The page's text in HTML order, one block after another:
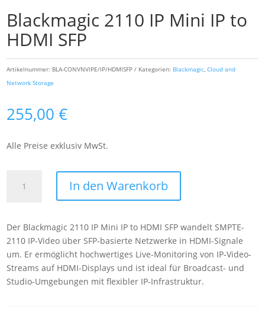
Blackmagic 2110 IP Mini IP to
HDMI SFP
Artikelnummer: BLA-CONVNVIPE/IP/HDMISFP Kategorien: Blackmagic ,Cloud and
Network Storage
255,00€
Alle Preise exklusiv MwSt.
2110
IP
to
HDMI
SFP
Menge
In den Warenkorb
Der Blackmagic 2110 IP Mini IP to HDMI SFP wandelt SMPTE-
2110 IP-Video über SFP-basierte Netzwerke in HDMI-Signale
um. Er ermöglicht hochwertiges Live-Monitoring von IP-Video-
Streams auf HDMI-Displays und ist ideal für Broadcast- und
Studio-Umgebungen mit flexibler IP-Infrastruktur.